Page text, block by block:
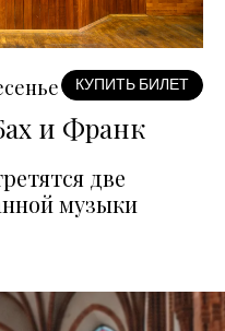
КУПИТЬ БИЛЕТ
и Франк
две
музыки